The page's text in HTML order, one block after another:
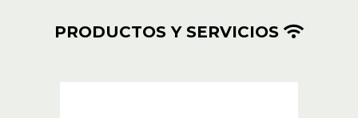
PRODUCTOS Y SERVICIOS